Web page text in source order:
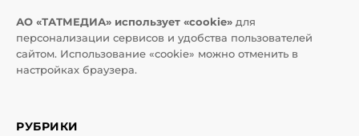
АО «ТАТМЕДИА» использует «cookie» для
персонализации сервисов и удобства пользователей
сайтом. Использование «cookie» можно отменить в
настройках браузера.
РУБРИКИ